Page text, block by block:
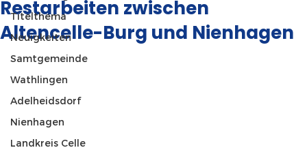
Titelthema
Neuigkeiten
Samtgemeinde
Wathlingen
Adelheidsdorf
Nienhagen
Landkreis Celle
Restarbeiten zwischen
Altencelle-Burg und Nienhagen